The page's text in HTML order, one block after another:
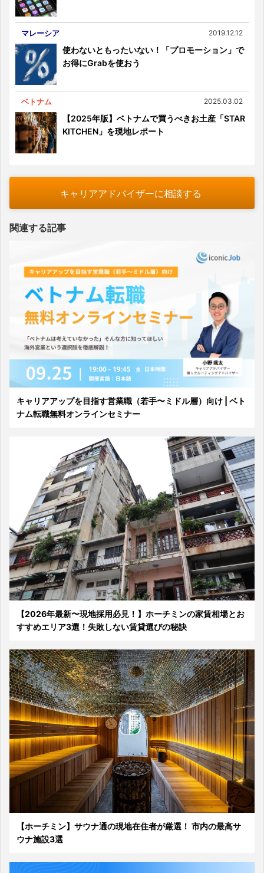
マレーシア 2019.12.12
使わないともったいない！「プロモーション」で
お得にGrabを使おう
ベトナム 2025.03.02
【2025年版】ベトナムで買うべきお土産「STAR
KITCHEN」を現地レポート
キャリアアドバイザーに相談する
関連する記事
キャリアアップを目指す営業職（若手〜ミドル層）向け | ベト
ナム転職無料オンラインセミナー
【2026年最新〜現地採用必見！】ホーチミンの家賃相場とお
すすめエリア3選！失敗しない賃貸選びの秘訣
【ホーチミン】サウナ通の現地在住者が厳選！ 市内の最高サ
ウナ施設3選